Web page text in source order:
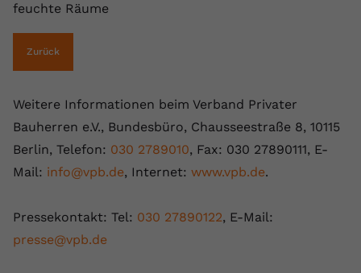
feuchte Räume
Zurück
Weitere Informationen beim Verband Privater
Bauherren e.V., Bundesbüro, Chausseestraße 8, 10115
Berlin, Telefon: 030 2789010, Fax: 030 27890111, E-
Mail: info@vpb.de, Internet: www.vpb.de.
Pressekontakt: Tel: 030 27890122, E-Mail:
presse@vpb.de